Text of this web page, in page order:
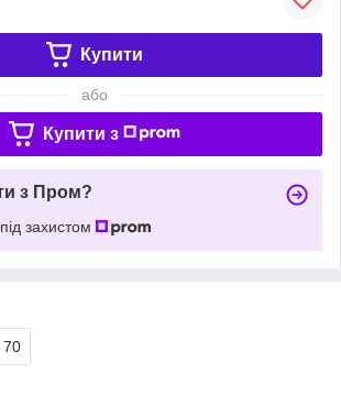
Купити
або
Купити з
з Пром?
захистом
70